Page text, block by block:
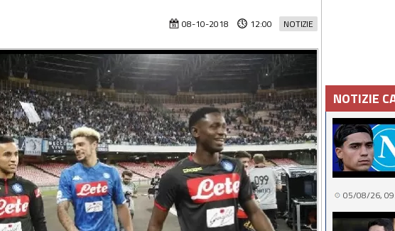
NOTIZIE
08-10-2018 12:00
NOTIZIE
05/08/26,